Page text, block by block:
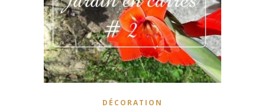
DÉCORATION